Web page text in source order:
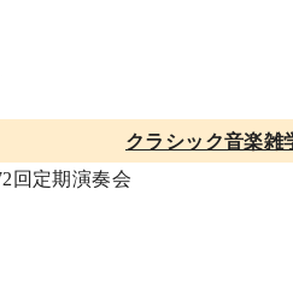
クラシック音楽雑